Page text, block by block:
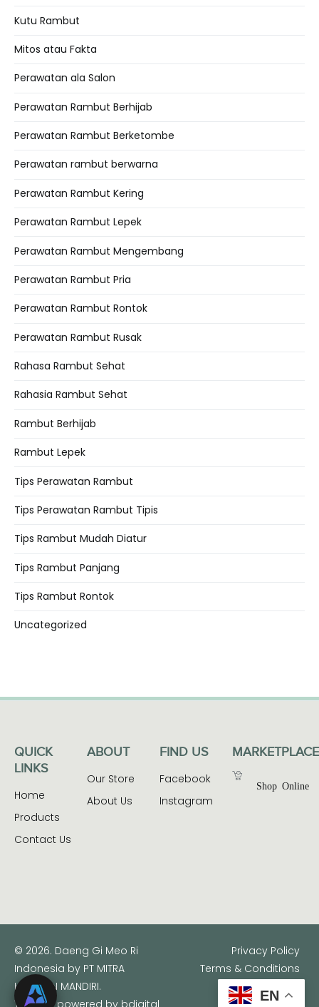
Kutu Rambut
Mitos atau Fakta
Perawatan ala Salon
Perawatan Rambut Berhijab
Perawatan Rambut Berketombe
Perawatan rambut berwarna
Perawatan Rambut Kering
Perawatan Rambut Lepek
Perawatan Rambut Mengembang
Perawatan Rambut Pria
Perawatan Rambut Rontok
Perawatan Rambut Rusak
Rahasa Rambut Sehat
Rahasia Rambut Sehat
Rambut Berhijab
Rambut Lepek
Tips Perawatan Rambut
Tips Perawatan Rambut Tipis
Tips Rambut Mudah Diatur
Tips Rambut Panjang
Tips Rambut Rontok
Uncategorized
QUICK
LINKS
Home
Products
Contact Us
ABOUT
Our Store
About Us
FIND US
Facebook
Instagram
MARKETPLACE
Shop Online
© 2026. Daeng Gi Meo Ri
Indonesia by PT MITRA
HARAPAN MANDIRI.
Privacy Policy
Terms & Conditions
EN